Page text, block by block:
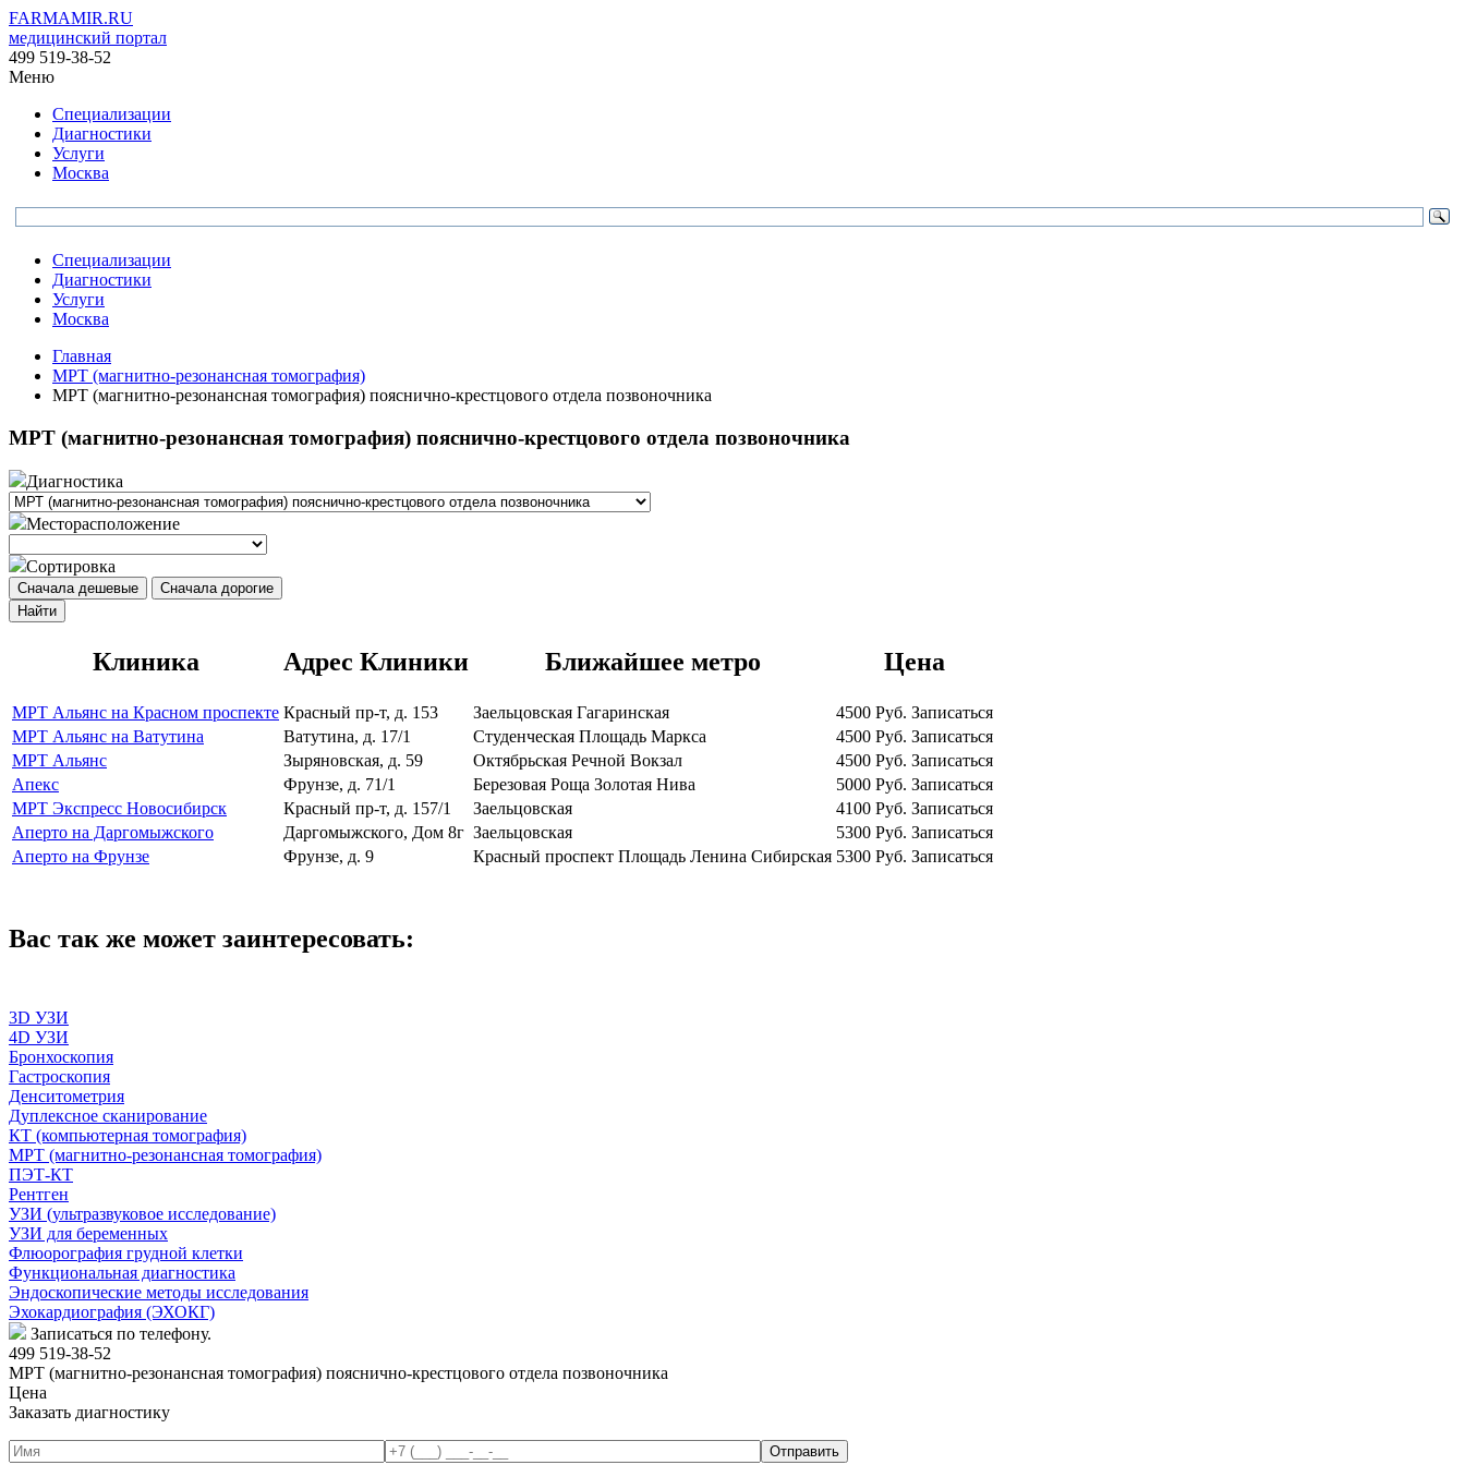
FARMAMIR.RU
медицинский портал
499 519-38-52
Меню
Специализации
Диагностики
Услуги
Москва
Специализации
Диагностики
Услуги
Москва
Главная
МРТ (магнитно-резонансная томография)
МРТ (магнитно-резонансная томография) пояснично-крестцового отдела позвоночника
МРТ (магнитно-резонансная томография) пояснично-крестцового отдела позвоночника
Диагностика
Месторасположение
Сортировка
Сначала дешевые
Сначала дорогие
Найти
Клиника Адрес Клиники Ближайшее метро Цена
МРТ Альянс на Красном проспекте Красный пр-т, д. 153 Заельцовская Гагаринская 4500 Руб. Записаться
МРТ Альянс на Ватутина
Ватутина, д. 17/1 Студенческая Площадь Маркса 4500 Руб. Записаться
МРТ Альянс
Зыряновская, д. 59 Октябрьская Речной Вокзал 4500 Руб. Записаться
Апекс
Фрунзе, д. 71/1 Березовая Роща Золотая Нива 5000 Руб. Записаться
МРТ Экспресс Новосибирск
Красный пр-т, д. 157/1 Заельцовская 4100 Руб. Записаться
Аперто на Даргомыжского
Даргомыжского, Дом 8г Заельцовская 5300 Руб. Записаться
Аперто на Фрунзе
Фрунзе, д. 9 Красный проспект Площадь Ленина Сибирская 5300 Руб. Записаться
Вас так же может заинтересовать:
3D УЗИ
4D УЗИ
Бронхоскопия
Гастроскопия
Денситометрия
Дуплексное сканирование
КТ (компьютерная томография)
МРТ (магнитно-резонансная томография)
ПЭТ-КТ
Рентген
УЗИ (ультразвуковое исследование)
УЗИ для беременных
Флюорография грудной клетки
Функциональная диагностика
Эндоскопические методы исследования
Эхокардиография (ЭХОКГ)
Записаться по телефону.
499 519-38-52
МРТ (магнитно-резонансная томография) пояснично-крестцового отдела позвоночника
Цена
Заказать диагностику